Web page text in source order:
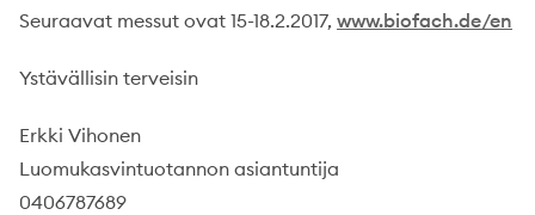
Seuraavat messut ovat 15-18.2.2017, www.biofach.de/en
Ystävällisin terveisin
Erkki Vihonen
Luomukasvintuotannon asiantuntija
0406787689